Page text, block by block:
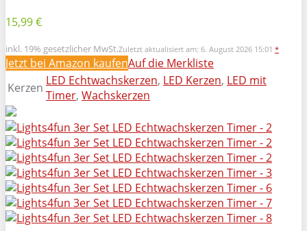
15,99 €
inkl. 19% gesetzlicher MwSt.Zuletzt aktualisiert am: 6. August 2026 15:01 *
Jetzt bei Amazon kaufenAuf die Merkliste
Kerzen LED Echtwachskerzen, LED Kerzen, LED mit
Timer, Wachskerzen